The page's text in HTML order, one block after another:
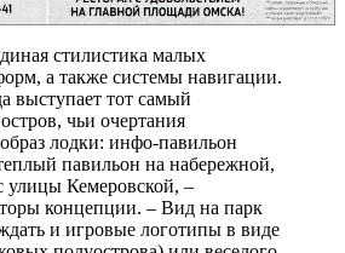
стилистика малых
а также системы навигации.
выступает тот самый
чьи очертания
лодки: инфо-павильон
павильон на набережной,
улицы Кемеровской, –
концепции. – Вид на парк
и игровые логотипы в виде